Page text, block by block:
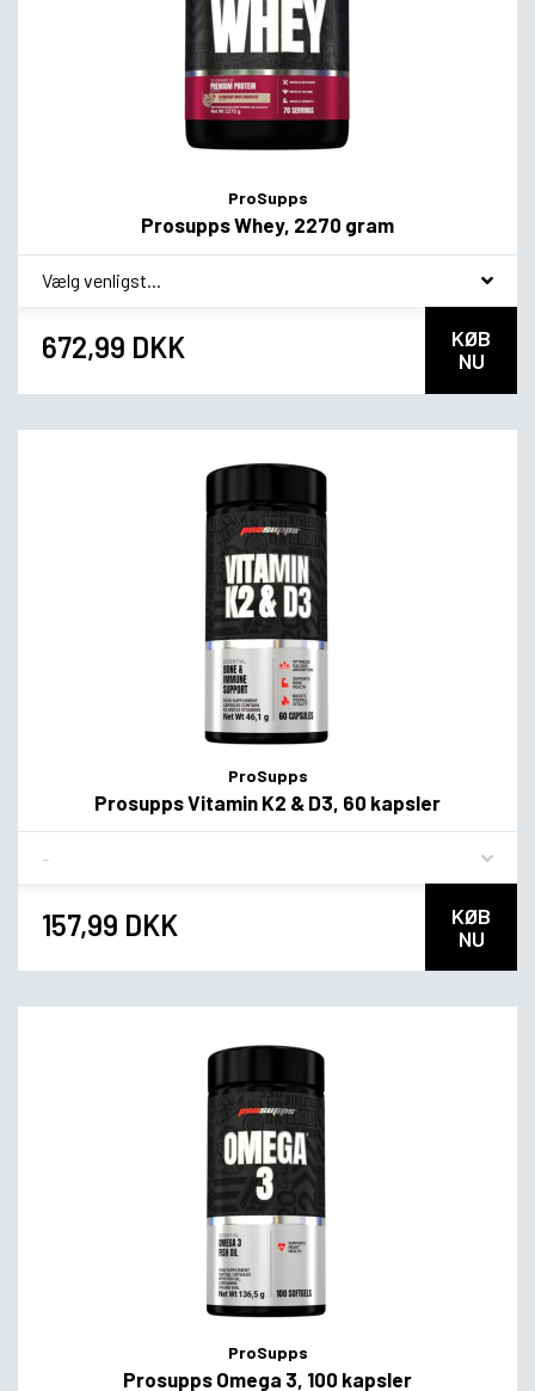
ProSupps
Prosupps Whey, 2270 gram
* smag
672,99 DKK
KØB
NU
ProSupps
Prosupps Vitamin K2 & D3, 60 kapsler
157,99 DKK
KØB
NU
ProSupps
Prosupps Omega 3, 100 kapsler